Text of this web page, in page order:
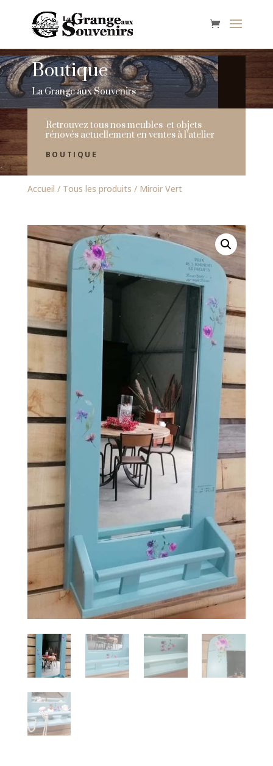
Boutique
La Grange aux Souvenirs
Retrouvez tous nos meubles et objets
rénovés actuellement en ventes à l’atelier
BOUTIQUE
Accueil / Tous les produits / Miroir Vert